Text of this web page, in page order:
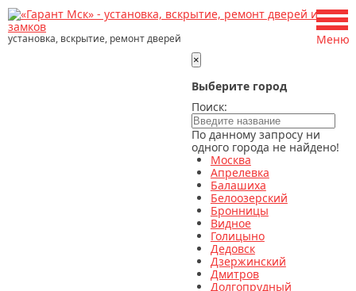
установка, вскрытие, ремонт дверей
×
Выберите город
Поиск:
По данному запросу ни
одного города не найдено!
Москва
Апрелевка
Балашиха
Белоозерский
Бронницы
Видное
Голицыно
Дедовск
Дзержинский
Дмитров
Долгопрудный
Меню